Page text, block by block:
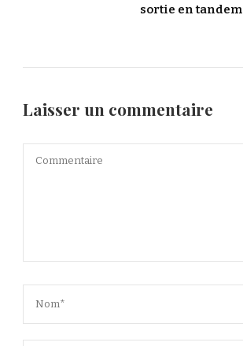
sortie en tandem
Laisser un commentaire